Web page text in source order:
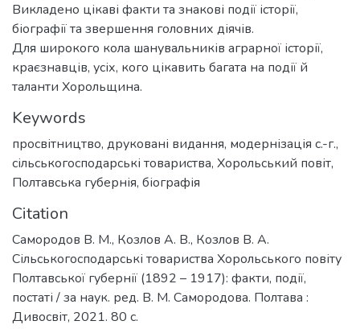
Викладено цікаві факти та знакові події історії,
біографії та звершення головних діячів.
Для широкого кола шанувальників аграрної історії,
краєзнавців, усіх, кого цікавить багата на події й
таланти Хорольщина.
Keywords
просвітництво, друковані видання, модернізація с.-г.,
сільськогосподарські товариства, Хорольський повіт,
Полтавська губернія, біографія
Citation
Самородов В. М., Козлов А. В., Козлов В. А.
Сільськогосподарські товариства Хорольського повіту
Полтавської губернії (1892 – 1917): факти, події,
постаті / за наук. ред. В. М. Самородова. Полтава :
Дивосвіт, 2021. 80 с.